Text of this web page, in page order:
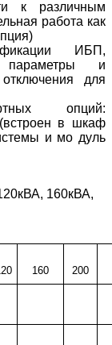
к различным
работа как
ИБП,
и
для
опций:
в шкаф
и мо дуль
160кВА,
160 200